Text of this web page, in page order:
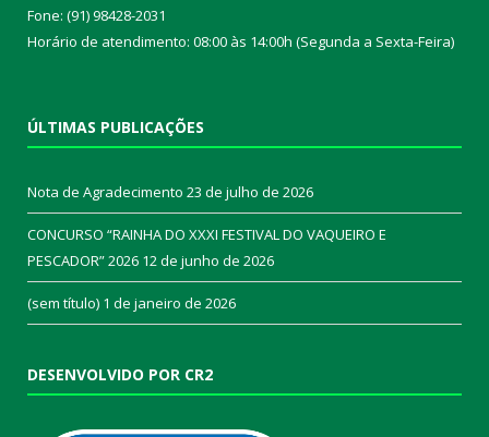
Fone: (91) 98428-2031
Horário de atendimento: 08:00 às 14:00h (Segunda a Sexta-Feira)
ÚLTIMAS PUBLICAÇÕES
Nota de Agradecimento 23 de julho de 2026
CONCURSO “RAINHA DO XXXI FESTIVAL DO VAQUEIRO E
PESCADOR” 2026 12 de junho de 2026
(sem título) 1 de janeiro de 2026
DESENVOLVIDO POR CR2